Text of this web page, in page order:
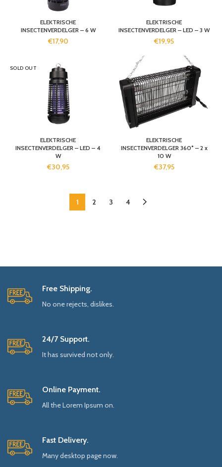
ELEKTRISCHE
INSECTENVERDELGER – 6 W
€17,90
ELEKTRISCHE
INSECTENVERDELGER – LED – 3 W
€19,95
SOLD OUT
ELEKTRISCHE
INSECTENVERDELGER – LED – 4
W
€30,95
ELEKTRISCHE
INSECTENVERDELGER 360° – 2 x
10 W
€37,95
1 2 3 4
Free Shipping.
No one rejects, dislikes.
24/7 Support.
It has survived not only.
Online Payment.
All the Lorem Ipsum on.
Fast Delivery.
Many desktop page now.